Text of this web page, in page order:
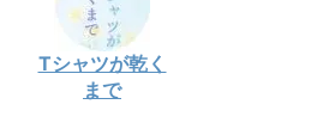
Tシャツが乾く
まで